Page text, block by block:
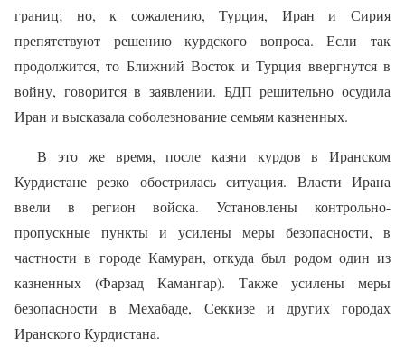
границ; но, к сожалению, Турция, Иран и Сирия
препятствуют решению курдского вопроса. Если так
продолжится, то Ближний Восток и Турция ввергнутся в
войну, говорится в заявлении. БДП решительно осудила
Иран и высказала соболезнование семьям казненных.
В это же время, после казни курдов в Иранском
Курдистане резко обострилась ситуация. Власти Ирана
ввели в регион войска. Установлены контрольно-
пропускные пункты и усилены меры безопасности, в
частности в городе Камуран, откуда был родом один из
казненных (Фарзад Камангар). Также усилены меры
безопасности в Мехабаде, Секкизе и других городах
Иранского Курдистана.